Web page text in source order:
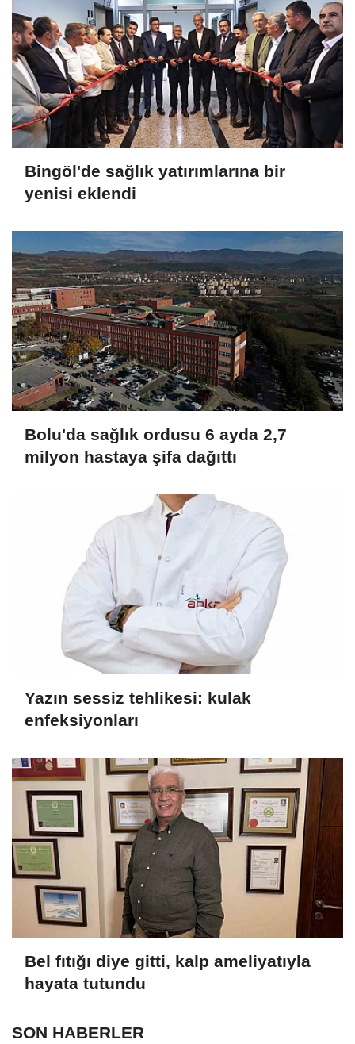
Bingöl'de sağlık yatırımlarına bir
yenisi eklendi
Bolu'da sağlık ordusu 6 ayda 2,7
milyon hastaya şifa dağıttı
Yazın sessiz tehlikesi: kulak
enfeksiyonları
Bel fıtığı diye gitti, kalp ameliyatıyla
hayata tutundu
SON HABERLER